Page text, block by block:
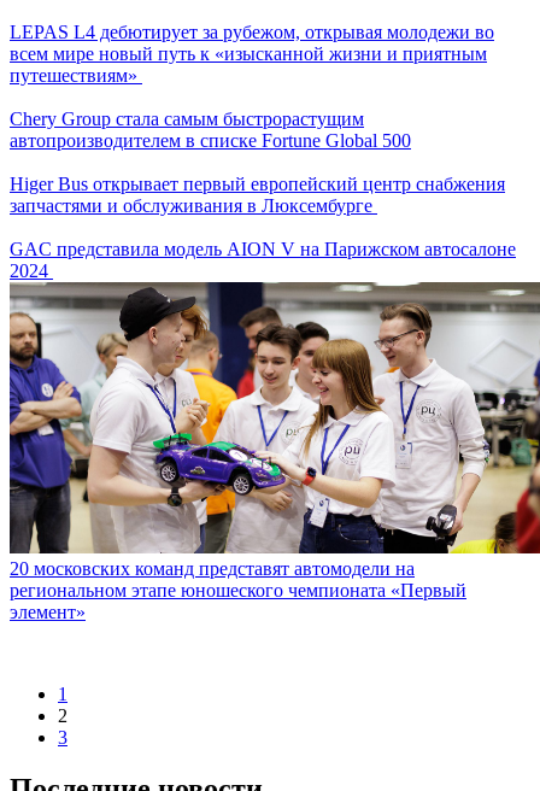
LEPAS L4 дебютирует за рубежом, открывая молодежи во
всем мире новый путь к «изысканной жизни и приятным
путешествиям»
Chery Group стала самым быстрорастущим
автопроизводителем в списке Fortune Global 500
Higer Bus открывает первый европейский центр снабжения
запчастями и обслуживания в Люксембурге
GAC представила модель AION V на Парижском автосалоне
2024
20 московских команд представят автомодели на
региональном этапе юношеского чемпионата «Первый
элемент»
1
2
3